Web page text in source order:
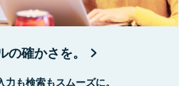
確かさを。
も検索もスムーズに。